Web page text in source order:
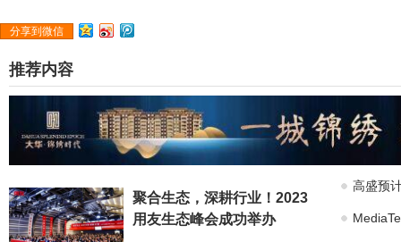
分享到微信
推荐内容
聚合生态，深耕行业！2023
用友生态峰会成功举办
高盛预